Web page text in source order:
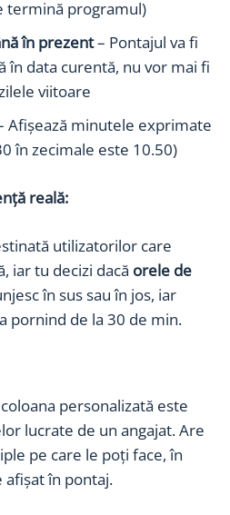
termină programul)
în prezent– Pontajul va fi
în data curentă, nu vor mai fi
viitoare
Afișează minutele exprimate
în zecimale este 10.50)
reală:
utilizatorilor care
iar tu decizi dacă orele de
în sus sau în jos, iar
pornind de la 30 de min.
personalizată este
lucrate de un angajat. Are
pe care le poți face, în
afișat în pontaj.